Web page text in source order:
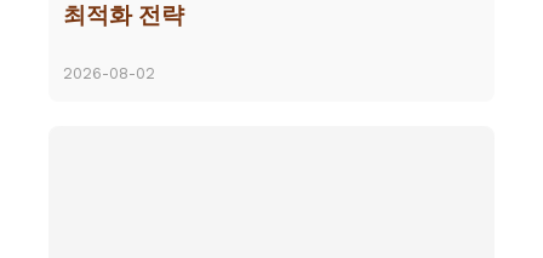
최적화 전략
2026-08-02